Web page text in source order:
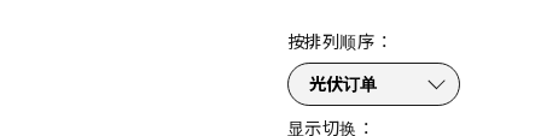
美食·酒 #世界遗产
#公园 露营场地
搜索
按排列顺序 ：
显示切换 ：